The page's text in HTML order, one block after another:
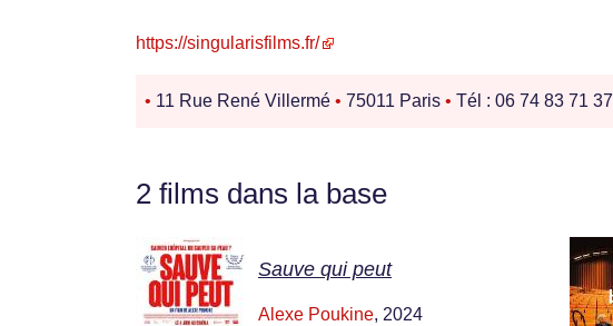
https://singularisfilms.fr/
• 11 Rue René Villermé • 75011 Paris • Tél : 06 74 83 71 37
2 films dans la base
Sauve qui peut
Alexe Poukine, 2024